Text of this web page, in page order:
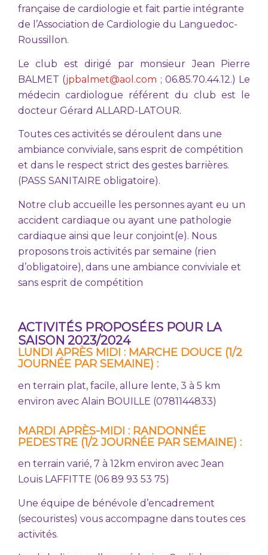
française de cardiologie et fait partie intégrante
de l’Association de Cardiologie du Languedoc-
Roussillon.
Le club est dirigé par monsieur Jean Pierre
BALMET (jpbalmet@aol.com ; 06.85.70.44.12.) Le
médecin cardiologue référent du club est le
docteur Gérard ALLARD-LATOUR.
Toutes ces activités se déroulent dans une
ambiance conviviale, sans esprit de compétition
et dans le respect strict des gestes barrières.
(PASS SANITAIRE obligatoire).
Notre club accueille les personnes ayant eu un
accident cardiaque ou ayant une pathologie
cardiaque ainsi que leur conjoint(e). Nous
proposons trois activités par semaine (rien
d’obligatoire), dans une ambiance conviviale et
sans esprit de compétition
ACTIVITÉS PROPOSÉES POUR LA
SAISON 2023/2024
LUNDI APRÈS MIDI : MARCHE DOUCE (1/2
JOURNÉE PAR SEMAINE) :
en terrain plat, facile, allure lente, 3 à 5 km
environ avec Alain BOUILLE (0781144833)
MARDI APRÈS-MIDI : RANDONNÉE
PEDESTRE (1/2 JOURNÉE PAR SEMAINE) :
en terrain varié, 7 à 12km environ avec Jean
Louis LAFFITTE (06 89 93 53 75)
Une équipe de bénévole d’encadrement
(secouristes) vous accompagne dans toutes ces
activités.